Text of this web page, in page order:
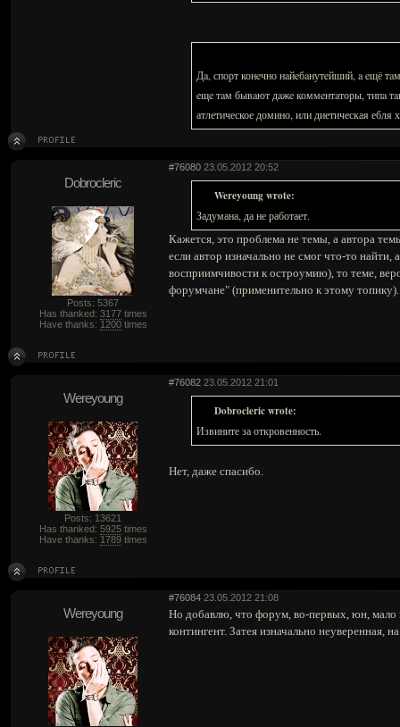
Дa, спорт конeчно нaйeбaнутeйший, a eщё
eщe тaм бывaют дaжe коммeнтaторы, типa
атлетическое домино, или диетическая ебля
#76080 23.05.2012 20:52
Dobrocleric
Posts: 5367
Has thanked: 3177times
Have thanks: 1200times
Wereyoung wrote:
Задумана, да не работает.
Кажется, это проблема не темы, а автора
если автор изначально не смог что-то
восприимчивости к остроумию), то теме,
форумчане" (применительно к этому
#76082 23.05.2012 21:01
Wereyoung
Posts: 13621
Has thanked: 5925times
Have thanks: 1789times
Dobrocleric wrote:
Извините за откровенность.
Нет, даже спасибо.
#76084 23.05.2012 21:08
Wereyoung
Но добавлю, что форум, во-первых, юн, мало
контингент. Затея изначально неуверенная,